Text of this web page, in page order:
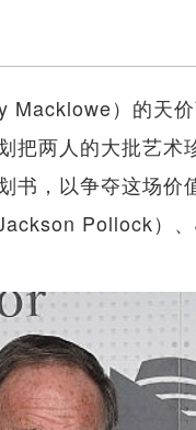
Macklowe）的天
把两人的大批艺
书，以争夺这场
Pollock）